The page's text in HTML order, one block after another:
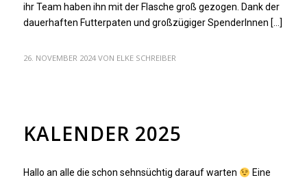
ihr Team haben ihn mit der Flasche groß gezogen. Dank der
dauerhaften Futterpaten und großzügiger SpenderInnen […]
26. NOVEMBER 2024 VON ELKE SCHREIBER
KALENDER 2025
Hallo an alle die schon sehnsüchtig darauf warten
Eine